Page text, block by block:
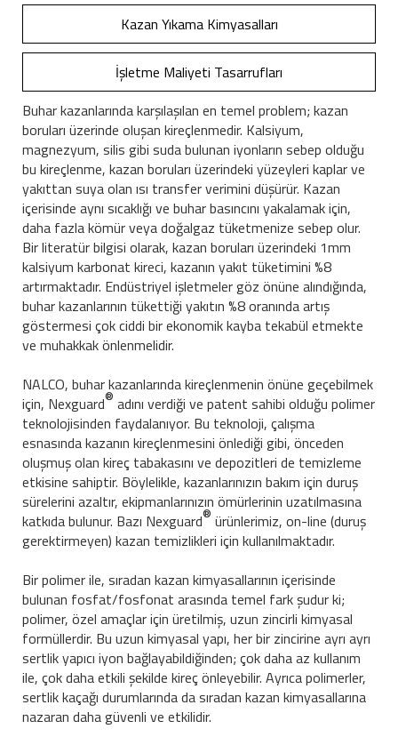
Kazan Yıkama Kimyasalları
İşletme Maliyeti Tasarrufları
Buhar kazanlarında karşılaşılan en temel problem; kazan
boruları üzerinde oluşan kireçlenmedir. Kalsiyum,
magnezyum, silis gibi suda bulunan iyonların sebep olduğu
bu kireçlenme, kazan boruları üzerindeki yüzeyleri kaplar ve
yakıttan suya olan ısı transfer verimini düşürür. Kazan
içerisinde aynı sıcaklığı ve buhar basıncını yakalamak için,
daha fazla kömür veya doğalgaz tüketmenize sebep olur.
Bir literatür bilgisi olarak, kazan boruları üzerindeki 1mm
kalsiyum karbonat kireci, kazanın yakıt tüketimini %8
artırmaktadır. Endüstriyel işletmeler göz önüne alındığında,
buhar kazanlarının tükettiği yakıtın %8 oranında artış
göstermesi çok ciddi bir ekonomik kayba tekabül etmekte
ve muhakkak önlenmelidir.
NALCO, buhar kazanlarında kireçlenmenin önüne geçebilmek
için, Nexguard®adını verdiği ve patent sahibi olduğu polimer
teknolojisinden faydalanıyor. Bu teknoloji, çalışma
esnasında kazanın kireçlenmesini önlediği gibi, önceden
oluşmuş olan kireç tabakasını ve depozitleri de temizleme
etkisine sahiptir. Böylelikle, kazanlarınızın bakım için duruş
sürelerini azaltır, ekipmanlarınızın ömürlerinin uzatılmasına
katkıda bulunur. Bazı Nexguard® ürünlerimiz, on-line (duruş
gerektirmeyen) kazan temizlikleri için kullanılmaktadır.
Bir polimer ile, sıradan kazan kimyasallarının içerisinde
bulunan fosfat/fosfonat arasında temel fark şudur ki;
polimer, özel amaçlar için üretilmiş, uzun zincirli kimyasal
formüllerdir. Bu uzun kimyasal yapı, her bir zincirine ayrı ayrı
sertlik yapıcı iyon bağlayabildiğinden; çok daha az kullanım
ile, çok daha etkili şekilde kireç önleyebilir. Ayrıca polimerler,
sertlik kaçağı durumlarında da sıradan kazan kimyasallarına
nazaran daha güvenli ve etkilidir.